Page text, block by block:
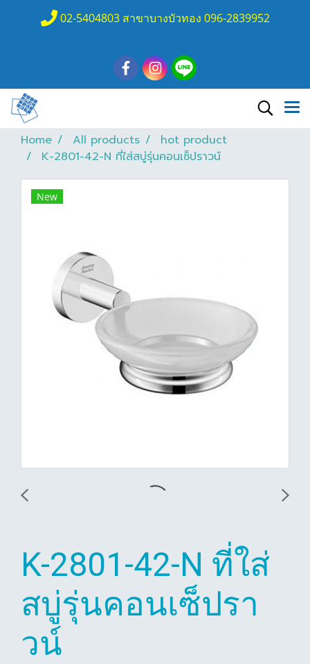
02-5404803 สาขาบางบัวทอง 096-2839952
Home All products
hot product
K-2801-42-N ที่ใส่สบู่รุ่นคอนเซ็ปราวน์
New
K-2801-42-N ที่ใส่
สบู่รุ่นคอนเซ็ปรา
วน์